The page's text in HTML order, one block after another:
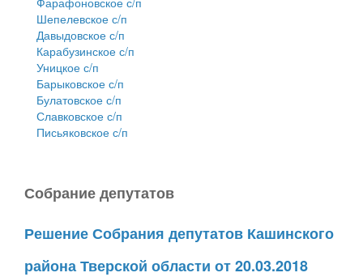
Шепелевское с/п
Давыдовское с/п
Карабузинское с/п
Уницкое с/п
Барыковское с/п
Булатовское с/п
Славковское с/п
Письяковское с/п
Собрание депутатов
Решение Собрания депутатов Кашинского
района Тверской области от 20.03.2018